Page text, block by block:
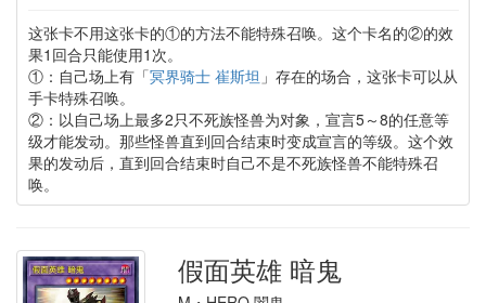
这张卡不用这张卡的①的方法不能特殊召唤。这个卡名的②的效
果1回合只能使用1次。
①：自己场上有「冥界骑士 崔斯坦 」存在的场合，这张卡可以从
手卡特殊召唤。
②：以自己场上最多2只不死族怪兽为对象，宣言5～8的任意等
级才能发动。那些怪兽直到回合结束时变成宣言的等级。这个效
果的发动后，直到回合结束时自己不是不死族怪兽不能特殊召
唤。
假面英雄 暗鬼